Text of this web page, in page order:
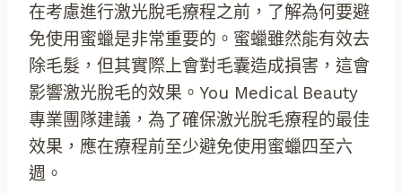
在考慮進行激光脫毛療程之前，了解為何要避
免使用蜜蠟是非常重要的。蜜蠟雖然能有效去
除毛髮，但其實際上會對毛囊造成損害，這會
影響激光脫毛的效果。You Medical Beauty
專業團隊建議，為了確保激光脫毛療程的最佳
效果，應在療程前至少避免使用蜜蠟四至六
週。